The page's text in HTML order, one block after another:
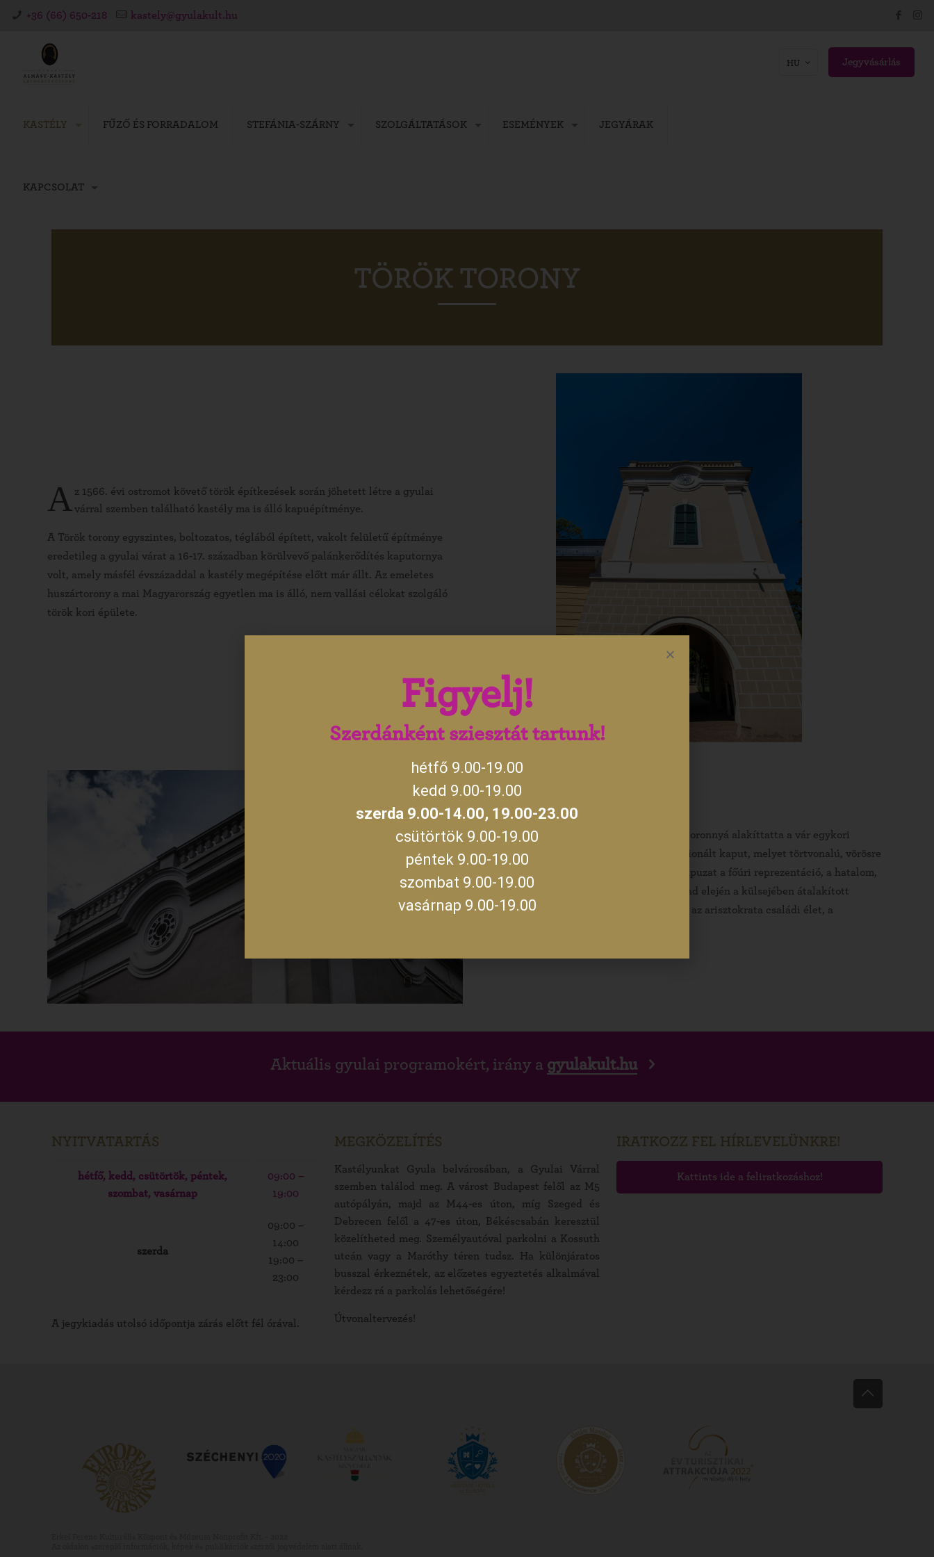
+36 (66) 650-218 kastely@gyulakult.hu
KASTÉLY FŰZŐ ÉS FORRADALOM STEFÁNIA-SZÁRNY SZOLGÁLTATÁSOK ESEMÉNYEK JEGYÁRAK
KAPCSOLAT
HU Jegyvásárlás
TÖRÖK TORONY
A z 1566. évi ostromot követő török építkezések során jöhetett létre a gyulai
várral szemben található kastély ma is álló kapuépítménye.
A Török torony egyszintes, boltozatos, téglából épített, vakolt felületű építménye
eredetileg a gyulai várat a 16-17. században körülvevő palánkerődítés kaputornya
volt, amely másfél évszázaddal a kastély megépítése előtt már állt. Az emeletes
huszártorony a mai Magyarország egyetlen ma is álló, nem vallási célokat szolgáló
török kori épülete.
Az 1740-es években gróf Harruckern Ferenc toronnyá alakíttatta a vár egykori
védelmi rendszerének külső részeként funkcionált kaput, melyet törtvonalú, vörösre
festett sisak koronázott. A messzire látszó kapuzat a főúri reprezentáció, a hatalom,
az ősi eredet kifejezésére szolgált. A 19. század elején a külsejében átalakított
építmény az Almásy-kastély elemévé, s ezzel az arisztokrata családi élet, a
Aktuális gyulai programokért, irány a gyulakult.hu
NYITVATARTÁS
hétfő, kedd, csütörtök, péntek,
szombat, vasárnap
09:00 –
19:00
szerda
09:00 –
14:00
19:00 –
23:00
A jegykiadás utolsó időpontja zárás előtt fél órával.
MEGKÖZELÍTÉS
Kastélyunkat Gyula belvárosában, a Gyulai Várral
szemben találod meg. A várost Budapest felől az M5
autópályán, majd az M44-es úton, míg Szeged és
Debrecen felől a 47-es úton, Békéscsabán keresztül
közelítheted meg. Személyautóval parkolni a Kossuth
utcán vagy a Maróthy téren tudsz. Ha különjáratos
busszal érkeznétek, az előzetes egyeztetés alkalmával
kérdezz rá a parkolás lehetőségére!
Útvonaltervezés!
IRATKOZZ FEL HÍRLEVELÜNKRE!
Kattints ide a feliratkozáshoz!
Figyelj!
Szerdánként sziesztát tartunk!
hétfő 9.00-19.00
kedd 9.00-19.00
szerda 9.00-14.00, 19.00-23.00
csütörtök 9.00-19.00
péntek 9.00-19.00
szombat 9.00-19.00
vasárnap 9.00-19.00